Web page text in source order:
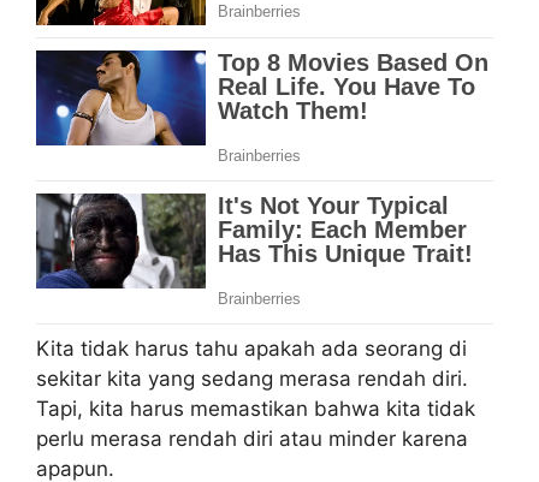
Kita tidak harus tahu apakah ada seorang di
sekitar kita yang sedang merasa rendah diri.
Tapi, kita harus memastikan bahwa kita tidak
perlu merasa rendah diri atau minder karena
apapun.